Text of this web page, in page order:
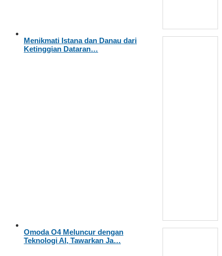
Menikmati Istana dan Danau dari
Ketinggian Dataran…
Omoda O4 Meluncur dengan
Teknologi AI, Tawarkan Ja…